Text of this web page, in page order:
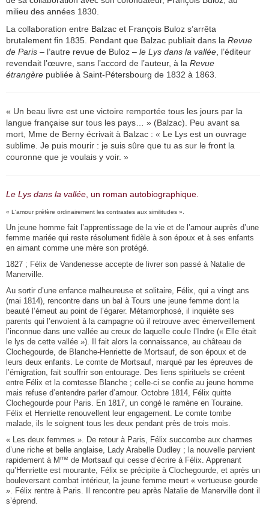
milieu des années 1830.
La collaboration entre Balzac et François Buloz s’arrêta
brutalement fin 1835. Pendant que Balzac publiait dans la Revue
de Paris – l’autre revue de Buloz – le Lys dans la vallée , l’éditeur
revendait l’œuvre, sans l’accord de l’auteur, à la Revue
étrangère publiée à Saint-Pétersbourg de 1832 à 1863.
« Un beau livre est une victoire remportée tous les jours par la
langue française sur tous les pays… » (Balzac). Peu avant sa
mort, Mme de Berny écrivait à Balzac : « Le Lys est un ouvrage
sublime. Je puis mourir : je suis sûre que tu as sur le front la
couronne que je voulais y voir. »
Le Lys dans la vallée , un roman autobiographique.
« L'amour préfère ordinairement les contrastes aux similitudes ».
Un jeune homme fait l’apprentissage de la vie et de l’amour auprès d’une
femme mariée qui reste résolument fidèle à son époux et à ses enfants
en aimant comme une mère son protégé.
1827 ; Félix de Vandenesse accepte de livrer son passé à Natalie de
Manerville.
Au sortir d’une enfance malheureuse et solitaire, Félix, qui a vingt ans
(mai 1814), rencontre dans un bal à Tours une jeune femme dont la
beauté l’émeut au point de l’égarer. Métamorphosé, il inquiète ses
parents qui l’envoient à la campagne où il retrouve avec émerveillement
l’inconnue dans une vallée au creux de laquelle coule l’Indre (« Elle était
le lys de cette vallée »). Il fait alors la connaissance, au château de
Clochegourde, de Blanche-Henriette de Mortsauf, de son époux et de
leurs deux enfants. Le comte de Mortsauf, marqué par les épreuves de
l’émigration, fait souffrir son entourage. Des liens spirituels se créent
entre Félix et la comtesse Blanche ; celle-ci se confie au jeune homme
mais refuse d’entendre parler d’amour. Octobre 1814, Félix quitte
Clochegourde pour Paris. En 1817, un congé le ramène en Touraine.
Félix et Henriette renouvellent leur engagement. Le comte tombe
malade, ils le soignent tous les deux pendant près de trois mois.
« Les deux femmes ». De retour à Paris, Félix succombe aux charmes
d’une riche et belle anglaise, Lady Arabelle Dudley ; la nouvelle parvient
rapidement à Mme de Mortsauf qui cesse d’écrire à Félix. Apprenant
qu’Henriette est mourante, Félix se précipite à Clochegourde, et après un
bouleversant combat intérieur, la jeune femme meurt « vertueuse gourde
». Félix rentre à Paris. Il rencontre peu après Natalie de Manerville dont il
s’éprend.